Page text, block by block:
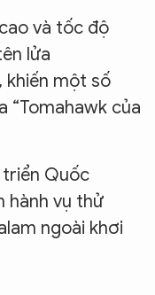
và tốc độ
lửa
khiến một số
“Tomahawk của
triển Quốc
hành vụ thử
ngoài khơi